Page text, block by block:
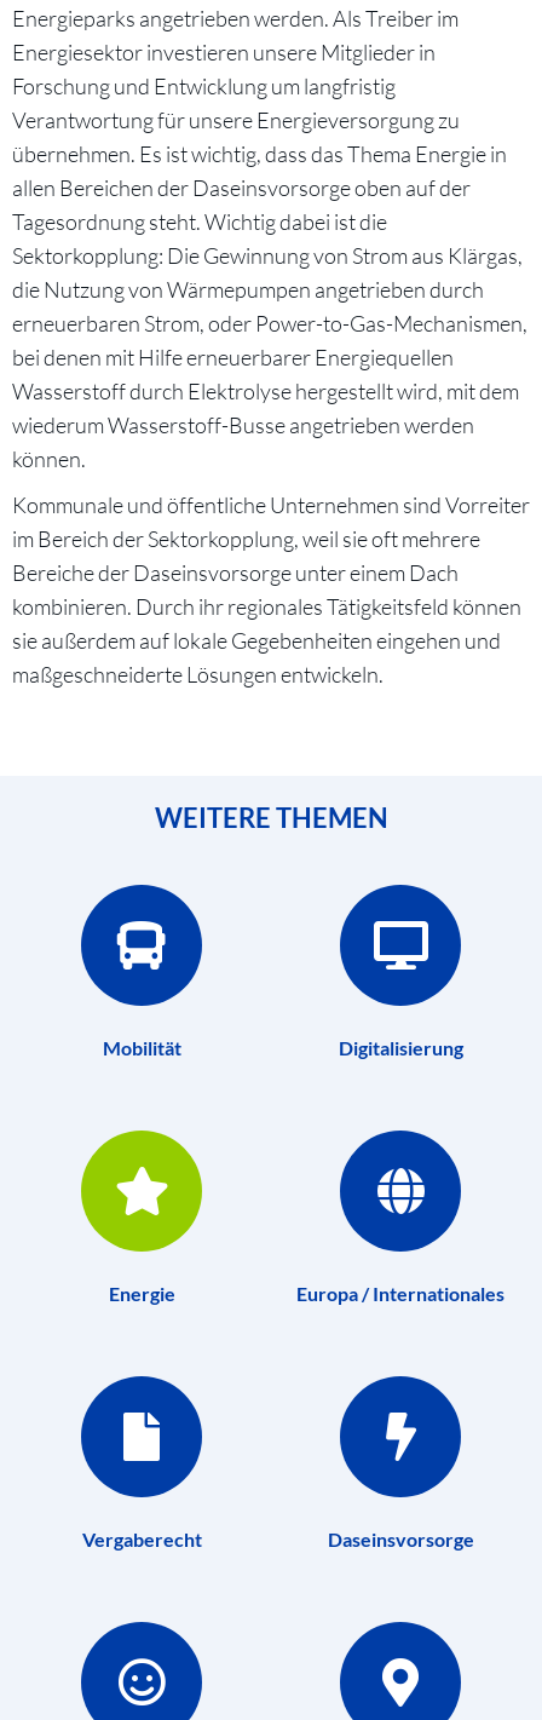
Energieparks angetrieben werden. Als Treiber im
Energiesektor investieren unsere Mitglieder in
Forschung und Entwicklung um langfristig
Verantwortung für unsere Energieversorgung zu
übernehmen. Es ist wichtig, dass das Thema Energie in
allen Bereichen der Daseinsvorsorge oben auf der
Tagesordnung steht. Wichtig dabei ist die
Sektorkopplung: Die Gewinnung von Strom aus Klärgas,
die Nutzung von Wärmepumpen angetrieben durch
erneuerbaren Strom, oder Power-to-Gas-Mechanismen,
bei denen mit Hilfe erneuerbarer Energiequellen
Wasserstoff durch Elektrolyse hergestellt wird, mit dem
wiederum Wasserstoff-Busse angetrieben werden
können.
Kommunale und öffentliche Unternehmen sind Vorreiter
im Bereich der Sektorkopplung, weil sie oft mehrere
Bereiche der Daseinsvorsorge unter einem Dach
kombinieren. Durch ihr regionales Tätigkeitsfeld können
sie außerdem auf lokale Gegebenheiten eingehen und
maßgeschneiderte Lösungen entwickeln.
WEITERE THEMEN
Mobilität Digitalisierung
Energie Europa / Internationales
Vergaberecht Daseinsvorsorge